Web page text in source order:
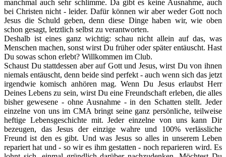
manchmal auch sehr schlimme. Da gibt es keine Ausnahme, auch
bei Christen nicht - leider. Dafür können wir aber weder Gott noch
Jesus die Schuld geben, denn diese Dinge haben wir, wie oben
schon gesagt, letztlich selbst zu verantworten.
Deshalb ist eines ganz wichtig: schau nicht allein auf das, was
Menschen machen, sonst wirst Du früher oder später entäuscht. Hast
Du sowas schon erlebt? Willkommen im Club.
Schaust Du stattdessen aber auf Gott und Jesus, wirst Du von ihnen
niemals entäuscht, denn beide sind perfekt - auch wenn sich das jetzt
irgendwie komisch anhören mag. Wenn Du Jesus erlaubst Herr
Deines Lebens zu sein, wirst Du eine Freundschaft erleben, die alles
bisher gewesene - ohne Ausnahme - in den Schatten stellt. Jeder
einzelne von uns im CMA bringt seine ganz persönliche, teilweise
heftige Lebensgeschichte mit. Jeder einzelne von uns kann Dir
bezeugen, das Jesus der einzige wahre und 100% verlässliche
Freund ist den es gibt. Und was Jesus so alles in unserem Leben
repariert hat und - so wir es ihm gestatten - noch reparieren wird. Es